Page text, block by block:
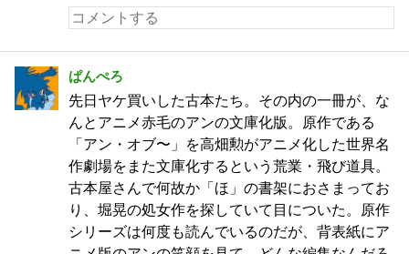
ぱんぺろ
先日ヤケ買いした古本たち。その内の一冊が、な
んとアニメ赤毛のアンの文庫化版。原作である
「アン・オブ〜」を高畑勲がアニメ化した世界名
作劇場をまた文庫化するという荒業・飛び道具。
古本屋さんで何故か「ほ」の書架におさまってお
り、堀晃の処女作を探していて目についた。原作
シリーズは何度も読んでいるのだが、背表紙にア